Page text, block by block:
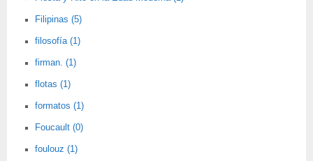
Filipinas (5)
filosofía (1)
firman. (1)
flotas (1)
formatos (1)
Foucault (0)
foulouz (1)